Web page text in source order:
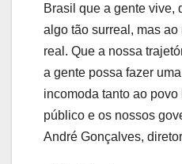
Brasil que a gente vive,
algo tão surreal, mas ao
real. Que a nossa
a gente possa fazer
incomoda tanto ao
público e os nossos
André Gonçalves,